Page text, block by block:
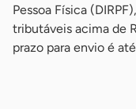
Pessoa Física
tributáveis acima de
prazo para envio é